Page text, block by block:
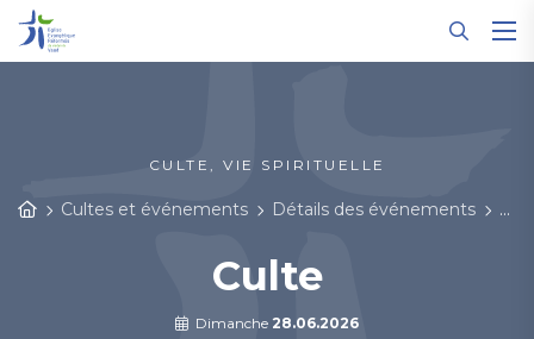
CULTE, VIE SPIRITUELLE
Cultes et événements Détails des événements
Culte
Dimanche 28.06.2026
Panneau de gestion des cookies